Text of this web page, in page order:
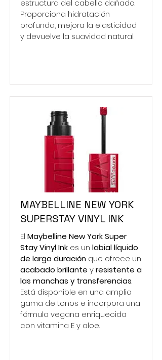
estructura del cabello dañado.
Proporciona hidratación
profunda, mejora la elasticidad
y devuelve la suavidad natural.
MAYBELLINE NEW YORK
SUPERSTAY VINYL INK
El Maybelline New York Super
Stay Vinyl Ink es un labial líquido
de larga duración que ofrece un
acabado brillante yresistente a
las manchas y transferencias.
Está disponible en una amplia
gama de tonos e incorpora una
fórmula vegana enriquecida
con vitamina E y aloe.